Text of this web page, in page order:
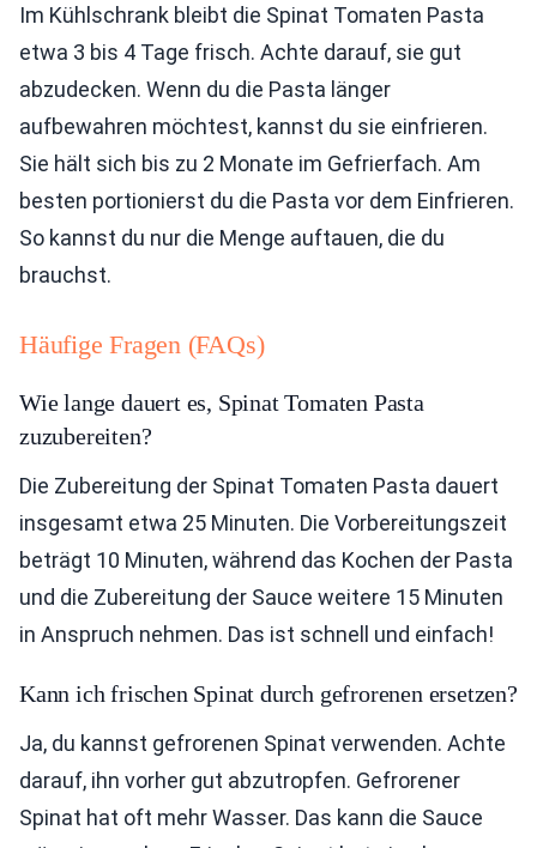
Im Kühlschrank bleibt die Spinat Tomaten Pasta
etwa 3 bis 4 Tage frisch. Achte darauf, sie gut
abzudecken. Wenn du die Pasta länger
aufbewahren möchtest, kannst du sie einfrieren.
Sie hält sich bis zu 2 Monate im Gefrierfach. Am
besten portionierst du die Pasta vor dem Einfrieren.
So kannst du nur die Menge auftauen, die du
brauchst.
Häufige Fragen (FAQs)
Wie lange dauert es, Spinat Tomaten Pasta
zuzubereiten?
Die Zubereitung der Spinat Tomaten Pasta dauert
insgesamt etwa 25 Minuten. Die Vorbereitungszeit
beträgt 10 Minuten, während das Kochen der Pasta
und die Zubereitung der Sauce weitere 15 Minuten
in Anspruch nehmen. Das ist schnell und einfach!
Kann ich frischen Spinat durch gefrorenen ersetzen?
Ja, du kannst gefrorenen Spinat verwenden. Achte
darauf, ihn vorher gut abzutropfen. Gefrorener
Spinat hat oft mehr Wasser. Das kann die Sauce